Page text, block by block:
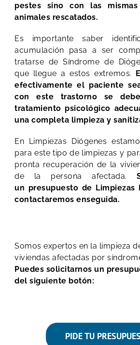
pestes sino con las
animales rescatados.
Es importante saber
acumulación pasa a ser
tratarse de Síndrome de
que llegue a estos extremos.
efectivamente el paciente
con este trastorno se
tratamiento psicológico
una completa limpieza y
En Limpiezas Diógenes
para este tipo de limpiezas y
pronta recuperación de la
de la persona afectada.
un presupuesto de Limpiezas
contactaremos enseguida.
Somos expertos en la limpieza
viviendas afectadas por
Puedes solicitarnos un
del siguiente botón:
PIDE TU